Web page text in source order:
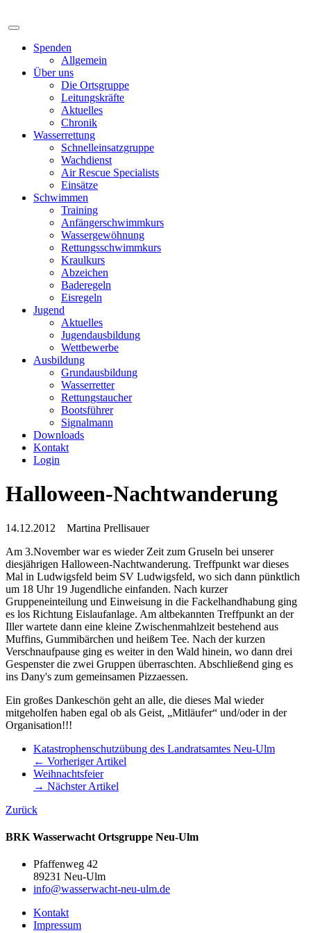
Spenden
Allgemein
Über uns
Die Ortsgruppe
Leitungskräfte
Aktuelles
Chronik
Wasserrettung
Schnelleinsatzgruppe
Wachdienst
Air Rescue Specialists
Einsätze
Schwimmen
Training
Anfängerschwimmkurs
Wassergewöhnung
Rettungsschwimmkurs
Kraulkurs
Abzeichen
Baderegeln
Eisregeln
Jugend
Aktuelles
Jugendausbildung
Wettbewerbe
Ausbildung
Grundausbildung
Wasserretter
Rettungstaucher
Bootsführer
Signalmann
Downloads
Kontakt
Login
Halloween-Nachtwanderung
14.12.2012
Martina Prellisauer
Am 3.November war es wieder Zeit zum Gruseln bei unserer
diesjährigen Halloween-Nachtwanderung. Treffpunkt war dieses
Mal in Ludwigsfeld beim SV Ludwigsfeld, wo sich dann pünktlich
um 18 Uhr 19 Jugendliche einfanden. Nach kurzer
Gruppeneinteilung und Einweisung in die Fackelhandhabung ging
es los Richtung Eislaufanlage. Am altbekannten Treffpunkt an der
Iller wartete dann eine kleine Zwischenmahlzeit bestehend aus
Muffins, Gummibärchen und heißem Tee. Nach der kurzen
Verschnaufpause ging es weiter in den Wald hinein, wo dann drei
Gespenster die zwei Gruppen überraschten. Abschließend ging es
ins Dany's zum gemeinsamen Pizzaessen.
Ein großes Dankeschön geht an alle, die dieses Mal wieder
mitgeholfen haben egal ob als Geist, „Mitläufer“ und/oder in der
Organisation!!!
Katastrophenschutzübung des Landratsamtes Neu-Ulm
← Vorheriger Artikel
Weihnachtsfeier
→ Nächster Artikel
Zurück
BRK Wasserwacht Ortsgruppe Neu-Ulm
Pfaffenweg 42
89231 Neu-Ulm
info@wasserwacht-neu-ulm.de
Kontakt
Impressum